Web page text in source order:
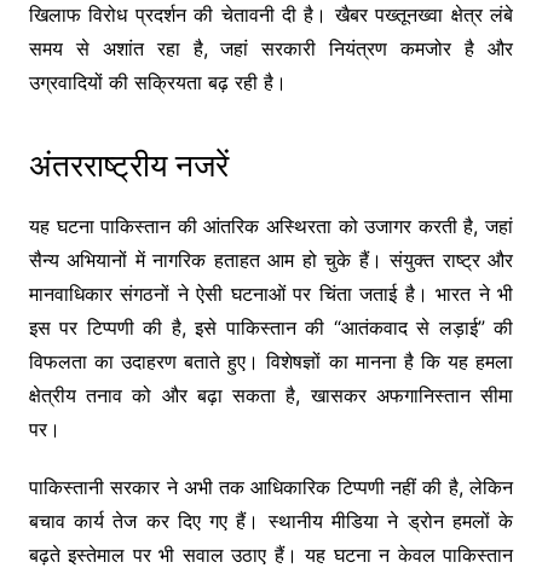
खिलाफ विरोध प्रदर्शन की चेतावनी दी है। खैबर पख्तूनख्वा क्षेत्र लंबे
समय से अशांत रहा है, जहां सरकारी नियंत्रण कमजोर है और
उग्रवादियों की सक्रियता बढ़ रही है।
अंतरराष्ट्रीय नजरें
यह घटना पाकिस्तान की आंतरिक अस्थिरता को उजागर करती है, जहां
सैन्य अभियानों में नागरिक हताहत आम हो चुके हैं। संयुक्त राष्ट्र और
मानवाधिकार संगठनों ने ऐसी घटनाओं पर चिंता जताई है। भारत ने भी
इस पर टिप्पणी की है, इसे पाकिस्तान की “आतंकवाद से लड़ाई” की
विफलता का उदाहरण बताते हुए। विशेषज्ञों का मानना है कि यह हमला
क्षेत्रीय तनाव को और बढ़ा सकता है, खासकर अफगानिस्तान सीमा
पर।
पाकिस्तानी सरकार ने अभी तक आधिकारिक टिप्पणी नहीं की है, लेकिन
बचाव कार्य तेज कर दिए गए हैं। स्थानीय मीडिया ने ड्रोन हमलों के
बढ़ते इस्तेमाल पर भी सवाल उठाए हैं। यह घटना न केवल पाकिस्तान